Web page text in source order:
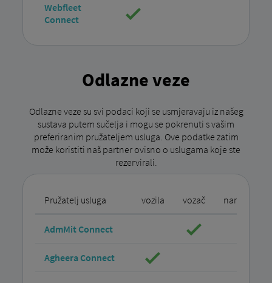
Webfleet
Connect
Odlazne veze
Odlazne veze su svi podaci koji se usmjeravaju iz našeg
sustava putem sučelja i mogu se pokrenuti s vašim
preferiranim pružateljem usluga. Ove podatke zatim
može koristiti naš partner ovisno o uslugama koje ste
rezervirali.
Pružatelj usluga vozila vozač narudžbe
AdmMit Connect
Agheera Connect